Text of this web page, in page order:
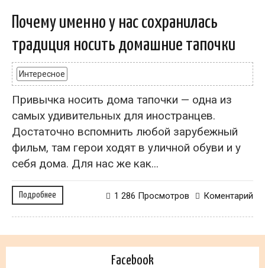
Почему именно у нас сохранилась
традиция носить домашние тапочки
Интересное
Привычка носить дома тапочки — одна из
самых удивительных для иностранцев.
Достаточно вспомнить любой зарубежный
фильм, там герои ходят в уличной обуви и у
себя дома. Для нас же как...
Подробнее Коментарий
1 286 Просмотров
Facebook